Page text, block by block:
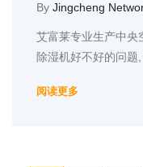
By Jingcheng
艾富莱专业生产中央
除湿机好不好的问题
阅读更多